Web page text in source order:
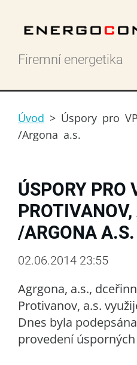
Firemní energetika
Úvod > Úspory pro
/Argona a.s.
ÚSPORY PRO
/ARGONA A.S.
02.06.2014 23:55
Agrgona, a.s.,
Protivanov, a.s.
Dnes byla
provedení